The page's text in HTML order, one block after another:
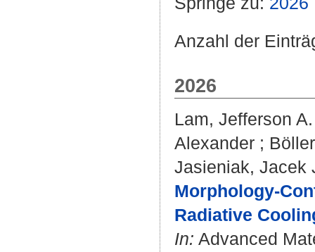
Anzahl der
2026
Lam, Jefferson
Alexander ;
Jasieniak, Jacek
Radiative
In: Advanced